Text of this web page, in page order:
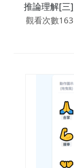
推論理解[三
觀看次數163